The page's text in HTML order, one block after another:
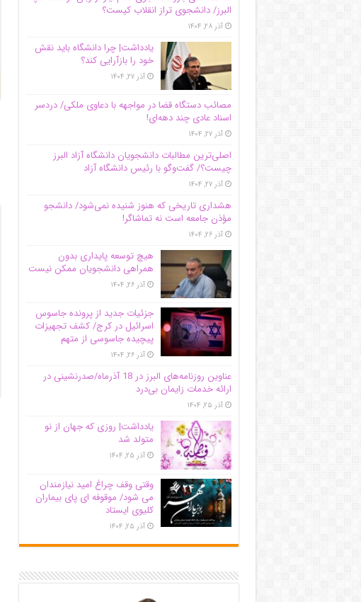
البرز/ دانشجوی تراز انقلاب کیست؟
آذر ۲۸, ۱۴۰۴
یادداشت| چرا دانشگاه باید نقش
خود را بازآرایی کند؟
آذر ۲۷, ۱۴۰۴
مصائب دستگاه قضا در مواجهه با دعاوی ملکی/ دردسر
اسناد عادی چند‌ دهه‌ای!
آذر ۲۷, ۱۴۰۴
اصلی‌ترین مطالبات دانشجویان دانشگاه آزاد البرز
چیست؟/ گفت‌وگو با رئیس دانشگاه آز‌اد
آذر ۲۷, ۱۴۰۴
هشداری تاریخی که هنوز شنیده نمی‌شود/ دانشجو
مؤذن جامعه است نه تماشاگر!
آذر ۲۶, ۱۴۰۴
هیچ توسعه پایداری بدون
همراهی دانشجویان ممکن نیست
آذر ۲۶, ۱۴۰۴
جزئیات جدید از پرونده جاسوس
اسرائیل در کرج/‌ کشف تجهیزات
پیچیده جاسوسی از متهم
آذر ۲۶, ۱۴۰۴
عناوین روزنامه‌های البرز در ‌18 آذرماه/صدرنشینی در
ارائه خدمات زایمان بی‌درد
آذر ۲۵, ۱۴۰۴
یادداشت| روزی که جهان از نو
متولد شد
آذر ۲۵, ۱۴۰۴
وقتی وقف چراغ امید نیازمندان
می شود/ موقوفه ای پای بیماران
کلیوی ایستاد
آذر ۲۵, ۱۴۰۴